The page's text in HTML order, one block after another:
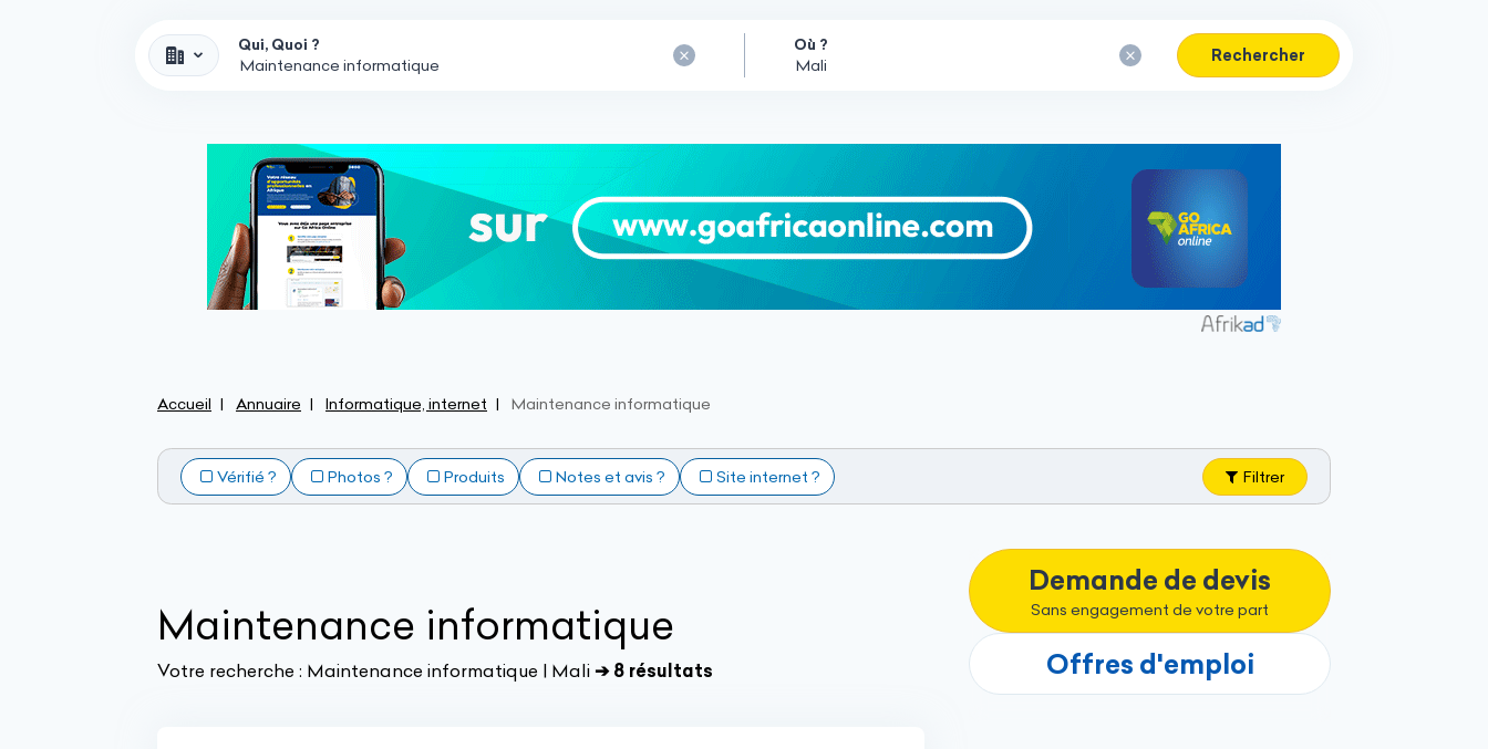
Qui, Quoi ? Où ?
Rechercher
Accueil Annuaire Informatique, internet Maintenance informatique
Vérifié ? Photos ? Produits Notes et avis ? Site internet ? Filtrer
Maintenance informatique
Votre recherche : Maintenance informatique | Mali ➔ 8 résultats
Demande de devis
Sans engagement de votre part
Offres d'emploi